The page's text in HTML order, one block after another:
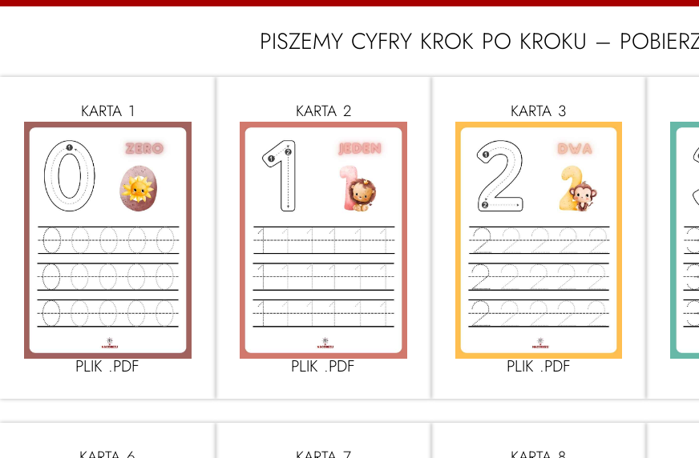
PISZEMY CYFRY KROK PO KROKU –
KARTA 1
PLIK .PDF
KARTA 2
PLIK .PDF
KARTA 3
PLIK .PDF